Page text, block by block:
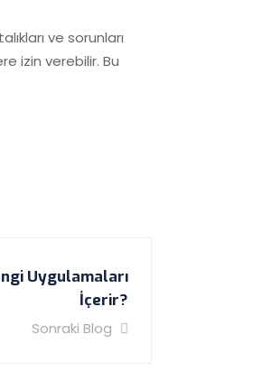
ve sorunları
izin verebilir. Bu
Uygulamaları
İçerir?
Sonraki Blog